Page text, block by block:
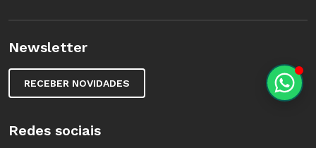
Newsletter
RECEBER NOVIDADES
Redes sociais